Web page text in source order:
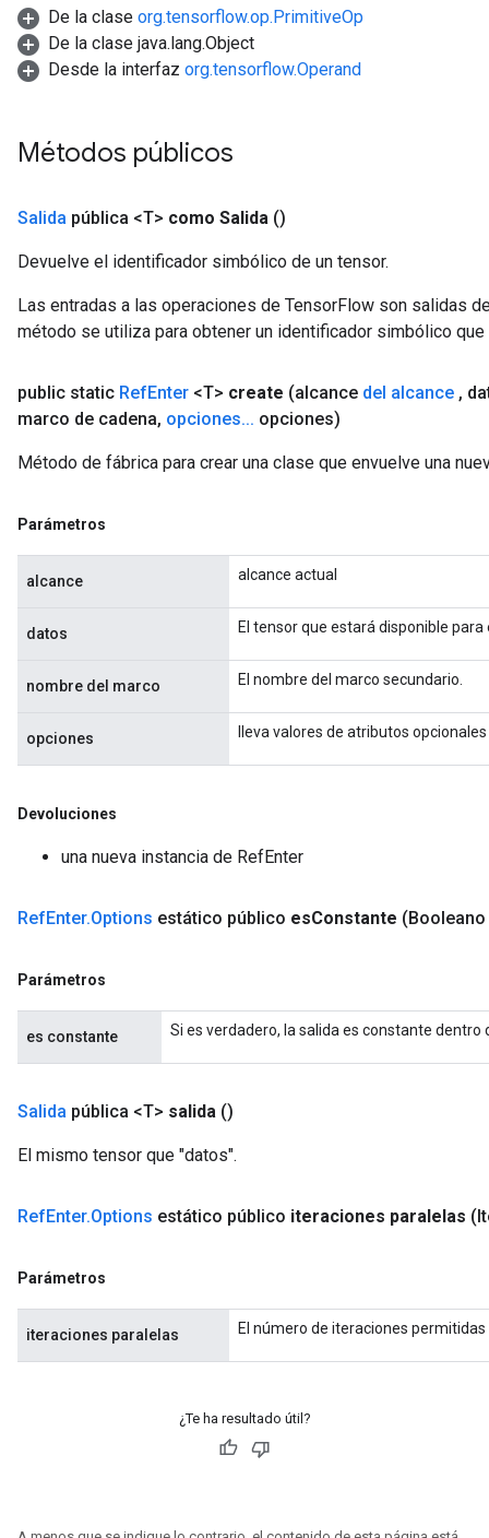
De la clase org.tensorflow.op.PrimitiveOp
De la clase java.lang.Object
Desde la interfaz org.tensorflow.Operand
Métodos públicos
Salida pública <T> como Salida ()
Devuelve el identificador simbólico de un tensor.
Las entradas a las operaciones de TensorFlow son salidas
método se utiliza para obtener un identificador simbólico
public static RefEnter <T> create (alcance del alcance ,
marco de cadena, opciones... opciones)
Método de fábrica para crear una clase que envuelve una
Parámetros
alcance alcance actual
datos El tensor que estará disponible
nombre del marco El nombre del marco secundario.
opciones lleva valores de atributos opcionales
Devoluciones
una nueva instancia de RefEnter
RefEnter.Options estático público esConstante
Parámetros
es constante Si es verdadero, la salida es constante dentro
Salida pública <T> salida ()
El mismo tensor que "datos".
RefEnter.Options estático público iteraciones paralelas
Parámetros
iteraciones paralelas El número de iteraciones
¿Te ha resultado útil?